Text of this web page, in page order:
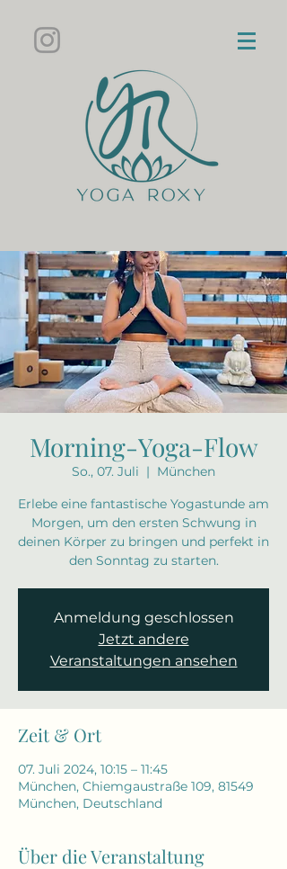
Morning-Yoga-Flow
So., 07. Juli
  |
München
Erlebe eine fantastische Yogastunde am
Morgen, um den ersten Schwung in
deinen Körper zu bringen und perfekt in
den Sonntag zu starten.
Anmeldung geschlossen
Jetzt andere
Veranstaltungen ansehen
Zeit & Ort
07. Juli 2024, 10:15 – 11:45
München, Chiemgaustraße 109, 81549
München, Deutschland
Über die Veranstaltung